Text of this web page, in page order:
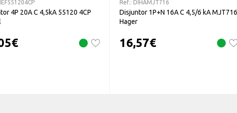
4P 20A C 4,5kA 55120 4CP
€
Ref.: DIHAMJT716
Disjuntor 1P+N 16A C 4,5/6 kA MJT716
Hager
16,57€